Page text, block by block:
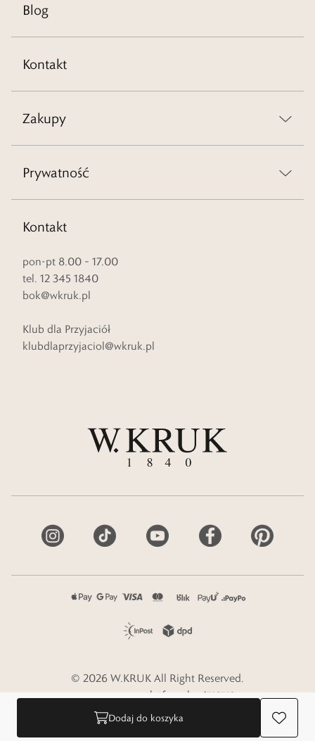
Dodaj do koszyka
Blog
Kontakt
Zakupy
Prywatność
Kontakt
pon-pt 8.00 – 17.00
tel. 12 345 1840
bok@wkruk.pl
Klub dla Przyjaciół
klubdlaprzyjaciol@wkruk.pl
© 2026 W.KRUK All Right Reserved.
e-commerce platform by